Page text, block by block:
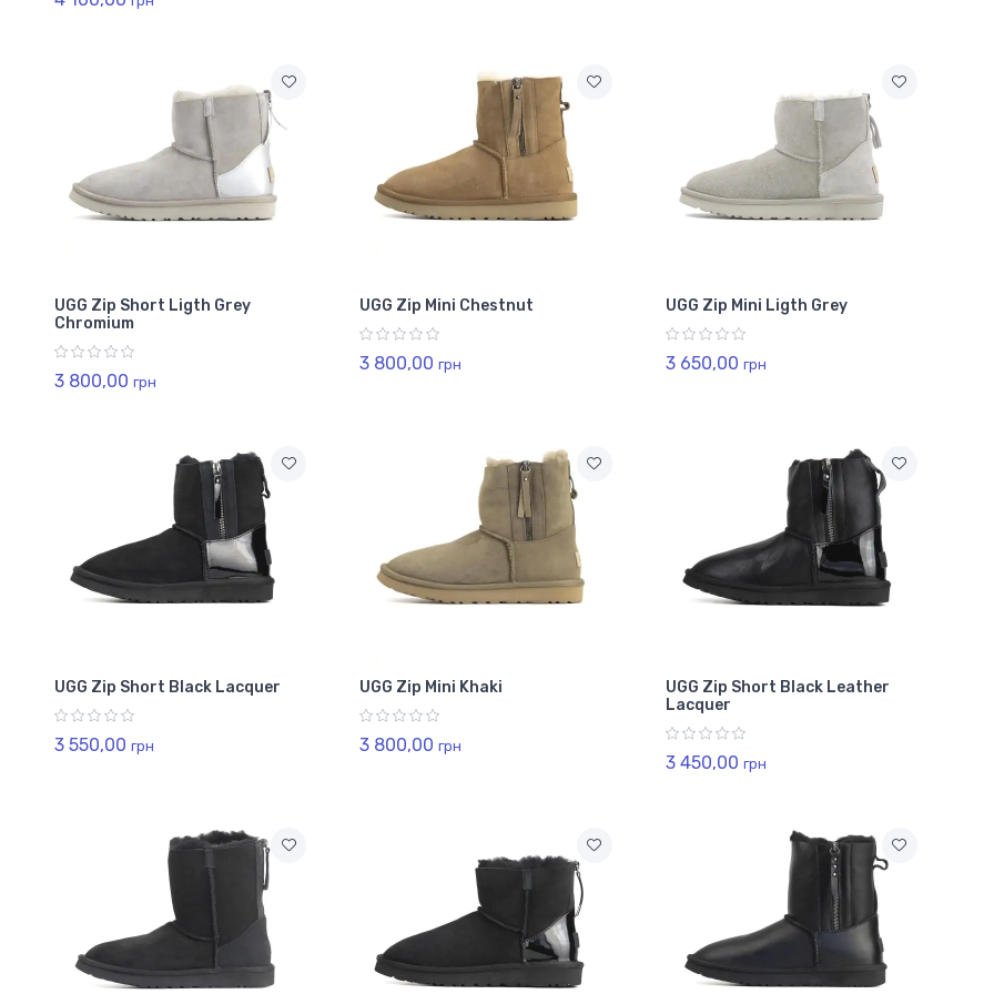
UGG Zip Short Ligth Grey
Chromium
3 800,00 грн
UGG Zip Mini Chestnut
3 800,00 грн
UGG Zip Mini Ligth Grey
3 650,00 грн
UGG Zip Short Black Lacquer
3 550,00 грн
UGG Zip Mini Khaki
3 800,00 грн
UGG Zip Short Black Leather
Lacquer
3 450,00 грн